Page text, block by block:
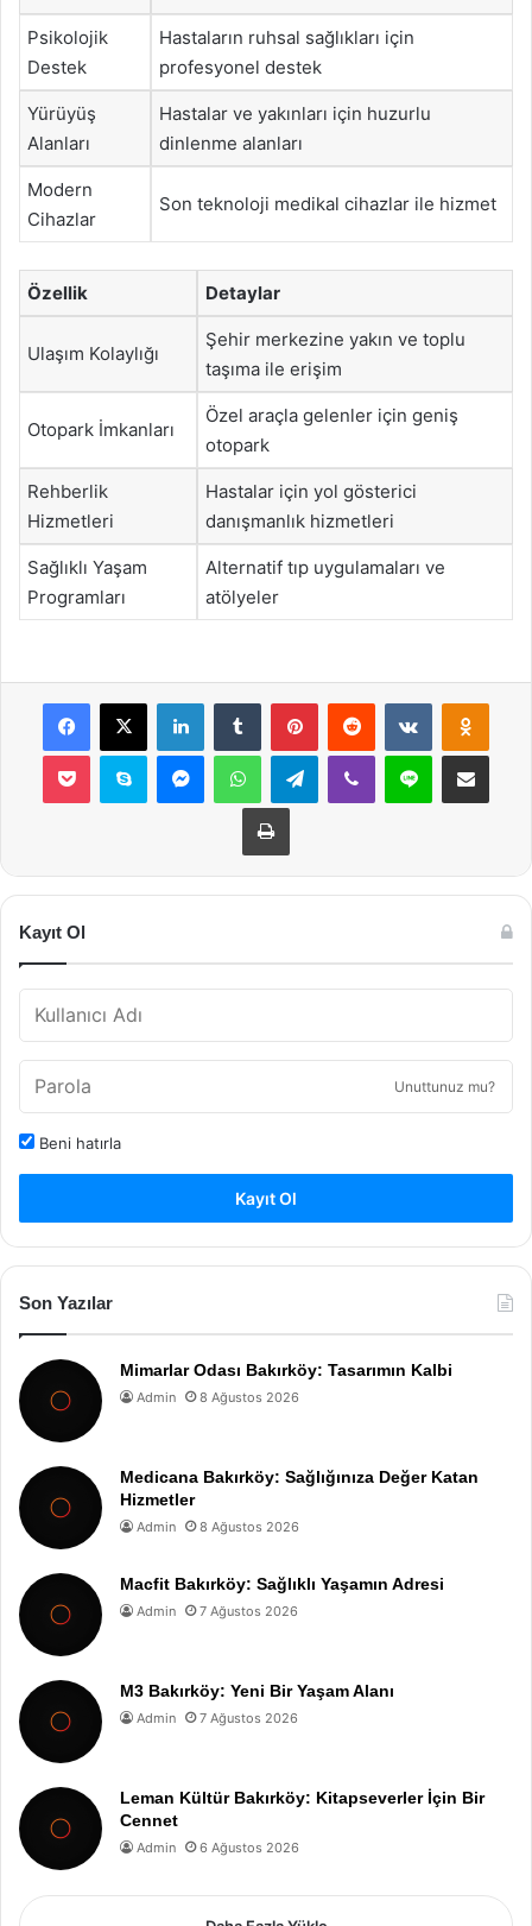
Psikolojik
Destek
Hastaların ruhsal sağlıkları için
profesyonel destek
Yürüyüş
Alanları
Hastalar ve yakınları için huzurlu
dinlenme alanları
Modern
Cihazlar
Son teknoloji medikal cihazlar ile hizmet
Özellik Detaylar
Ulaşım Kolaylığı
Şehir merkezine yakın ve toplu
taşıma ile erişim
Otopark İmkanları
Özel araçla gelenler için geniş
otopark
Rehberlik
Hizmetleri
Hastalar için yol gösterici
danışmanlık hizmetleri
Sağlıklı Yaşam
Programları
Alternatif tıp uygulamaları ve
atölyeler
Facebook
X LinkedInTumblr PinterestReddit VKontakte
Pocket Skype MessengerWhatsAppTelegramViber Line E-Posta ile
Yazdır
Kayıt Ol
Unuttunuz mu?
Beni hatırla
Kayıt Ol
Son Yazılar
Mimarlar Odası Bakırköy: Tasarımın Kalbi
Admin 8 Ağustos 2026
Medicana Bakırköy: Sağlığınıza Değer Katan
Hizmetler
Admin 8 Ağustos 2026
Macfit Bakırköy: Sağlıklı Yaşamın Adresi
Admin 7 Ağustos 2026
M3 Bakırköy: Yeni Bir Yaşam Alanı
Admin 7 Ağustos 2026
Leman Kültür Bakırköy: Kitapseverler İçin Bir
Cennet
Admin 6 Ağustos 2026